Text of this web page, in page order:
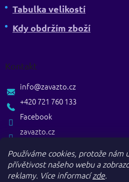
Používáme cookies, protože nám
přívětivost našeho webu a
reklamy. Více informacízde.
Tabulka velikostí
Kdy obdržím zboží
Kontakt
zavazto.cz
info@zavazto.cz
+420 721 760 133
Facebook